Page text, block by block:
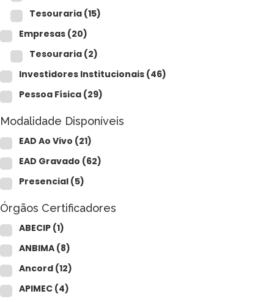
Tesouraria (15)
Empresas (20)
Tesouraria (2)
Investidores Institucionais (46)
Pessoa Física (29)
Modalidade Disponíveis
EAD Ao Vivo (21)
EAD Gravado (62)
Presencial (5)
Órgãos Certificadores
ABECIP (1)
ANBIMA (8)
Ancord (12)
APIMEC (4)